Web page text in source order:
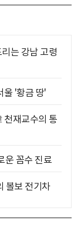
는 강남 고령
'황금 땅'
재교수의 통
운 꼼수 진료
볼보 전기차